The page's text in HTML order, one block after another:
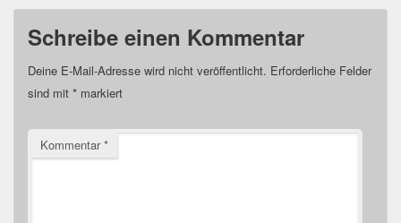
Schreibe einen Kommentar
Deine E-Mail-Adresse wird nicht veröffentlicht. Erforderliche Felder
sind mit * markiert
Kommentar*